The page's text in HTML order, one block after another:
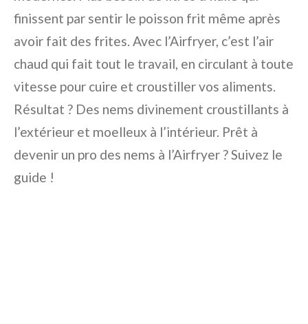
finissent par sentir le poisson frit même après
avoir fait des frites. Avec l’Airfryer, c’est l’air
chaud qui fait tout le travail, en circulant à toute
vitesse pour cuire et croustiller vos aliments.
Résultat ? Des nems divinement croustillants à
l’extérieur et moelleux à l’intérieur. Prêt à
devenir un pro des nems à l’Airfryer ? Suivez le
guide !